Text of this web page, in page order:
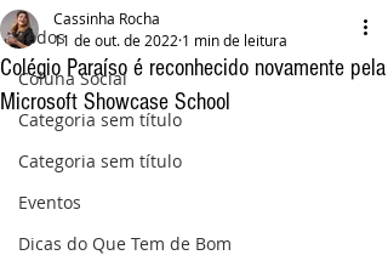
Todos
Coluna Social
Categoria sem título
Categoria sem título
Eventos
Dicas do Que Tem de Bom
Colégio Paraíso é reconhecido novamente pela
Microsoft Showcase School
Cassinha Rocha
11 de out. de 2022 1 min de leitura